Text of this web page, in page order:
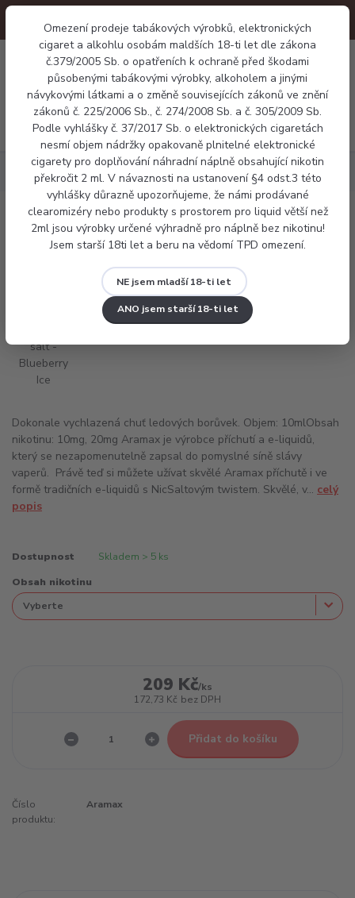
Omezení prodeje tabákových výrobků, elektronických
cigaret a alkohlu osobám maldších 18-ti let dle zákona
č.379/2005 Sb. o opatřeních k ochraně před škodami
působenými tabákovými výrobky, alkoholem a jinými
návykovými látkami a o změně souvisejících zákonů ve znění
zákonů č. 225/2006 Sb., č. 274/2008 Sb. a č. 305/2009 Sb.
Podle vyhlášky č. 37/2017 Sb. o elektronických cigaretách
nesmí objem nádržky opakovaně plnitelné elektronické
cigarety pro doplňování náhradní náplně obsahující nikotin
překročit 2 ml. V návaznosti na ustanovení §4 odst.3 této
vyhlášky důrazně upozorňujeme, že námi prodávané
clearomizéry nebo produkty s prostorem pro liquid větší než
2ml jsou výrobky určené výhradně pro náplně bez nikotinu!
Jsem starší 18ti let a beru na vědomí TPD omezení.
NE jsem mladší 18-ti let
ANO jsem starší 18-ti let
Menu
0 Kč
Náplně Aramax salt - Blueberry Ice
Aramax salt - Blueberry Ice
Dokonale vychlazená chuť ledových borůvek. Objem: 10mlObsah
nikotinu: 10mg, 20mg Aramax je výrobce příchutí a e-liquidů,
který se nezapomenutelně zapsal do pomyslné síně slávy
vaperů. Právě teď si můžete užívat skvělé Aramax příchutě i ve
formě tradičních e-liquidů s NicSaltovým twistem. Skvělé, v... celý
popis
Dostupnost Skladem > 5 ks
Obsah nikotinu
209 Kč/ks
172,73 Kč bez DPH
Přidat do košíku
Číslo
produktu:
Aramax